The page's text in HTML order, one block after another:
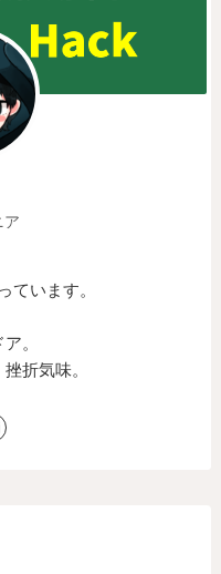
ア
ています。
。
折気味。